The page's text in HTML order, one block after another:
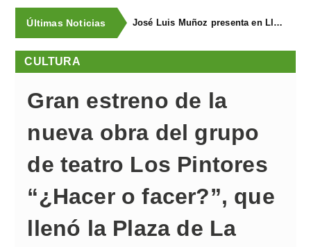
Últimas Noticias José Luis Muñoz presenta en Llanegra "Libertad" y el libro homenaje "El corredor de fondo"
CULTURA
Gran estreno de la
nueva obra del grupo
de teatro Los Pintores
“¿Hacer o facer?”, que
llenó la Plaza de La